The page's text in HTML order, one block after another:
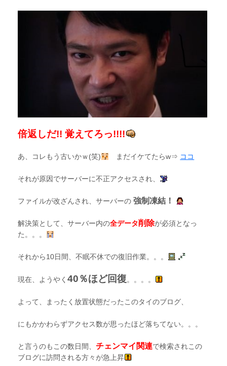
倍返しだ!! 覚えてろっ!!!!
あ、コレもう古いかｗ(笑) まだイケてたらw⇒ ココ
それが原因でサーバーに不正アクセスされ、
ファイルが改ざんされ、サーバーの強制凍結！
解決策として、サーバー内の全データ削除が必須となっ
た。。。
それから10日間、不眠不休での復旧作業。。。
現在、ようやく40％ほど回復。。。。
よって、まったく放置状態だったこのタイのブログ、
にもかかわらずアクセス数が思ったほど落ちてない。。。
と言うのもこの数日間、チェンマイ関連で検索されこの
ブログに訪問される方々が急上昇